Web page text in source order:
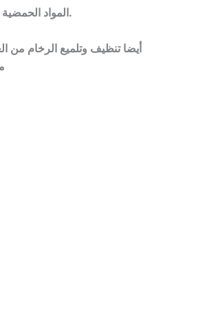
المواد الحمضية كالخل والليمون والمواد المنظفة القوية كالفلاش والهايبكس وغيرها تعمل على خدش الرخام وعمل حفر به، لذلك يحظر استخدامها.
أيضا تنظيف وتلميع الرخام من